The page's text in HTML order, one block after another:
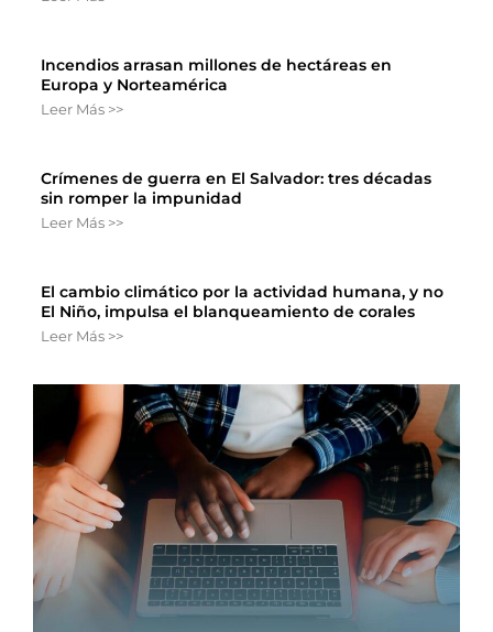
Incendios arrasan millones de hectáreas en
Europa y Norteamérica
Leer Más >>
Crímenes de guerra en El Salvador: tres décadas
sin romper la impunidad
Leer Más >>
El cambio climático por la actividad humana, y no
El Niño, impulsa el blanqueamiento de corales
Leer Más >>